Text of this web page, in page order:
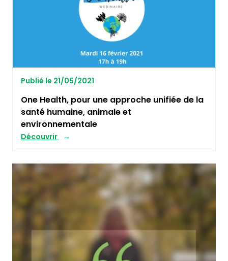
Publié le 21/05/2021
One Health, pour une approche unifiée de la
santé humaine, animale et
environnementale
Découvrir